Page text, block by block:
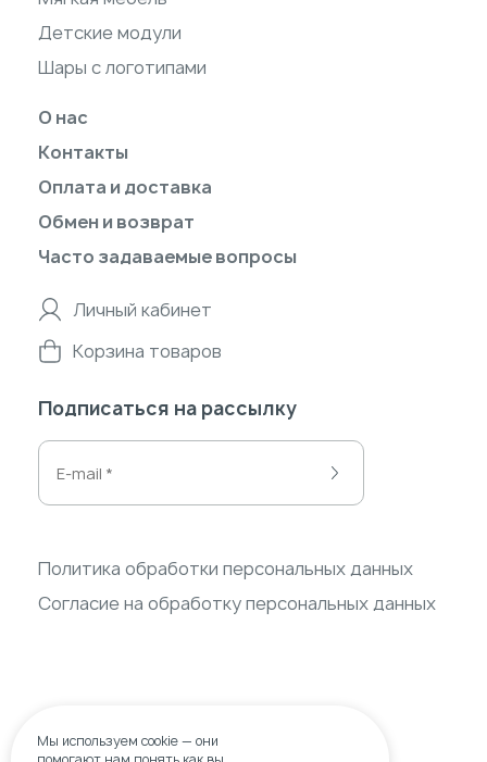
Детские модули
Шары с логотипами
О нас
Контакты
Оплата и доставка
Обмен и возврат
Часто задаваемые вопросы
Личный кабинет
Корзина товаров
Подписаться на рассылку
Политика обработки персональных данных
Согласие на обработку персональных данных
Мы используем cookie— они